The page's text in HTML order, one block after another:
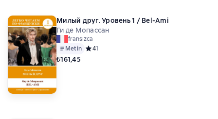
Милый друг. Уровень 1 / Bel-Ami
Ги де Мопассан
fransızca
Metin Средний рейтинг 4 на основе 1 оценок
41
₺161,45